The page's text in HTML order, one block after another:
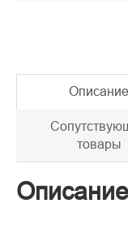
Описание
товары